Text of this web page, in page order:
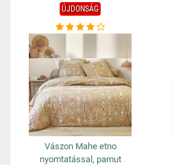
ÚJDONSÁG
Vászon Mahe etno
nyomtatással, pamut